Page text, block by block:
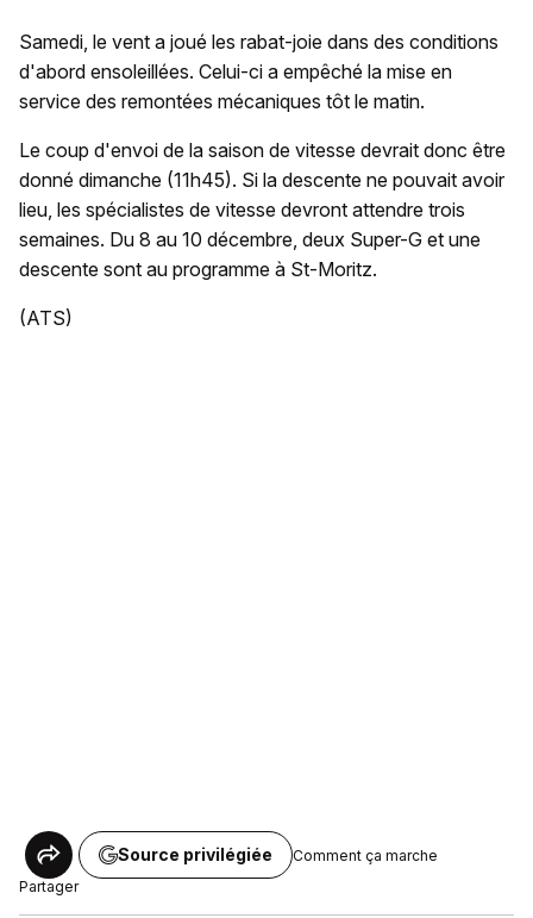
Samedi, le vent a joué les rabat-joie dans des conditions
d'abord ensoleillées. Celui-ci a empêché la mise en
service des remontées mécaniques tôt le matin.
Le coup d'envoi de la saison de vitesse devrait donc être
donné dimanche (11h45). Si la descente ne pouvait avoir
lieu, les spécialistes de vitesse devront attendre trois
semaines. Du 8 au 10 décembre, deux Super-G et une
descente sont au programme à St-Moritz.
(ATS)
Partager
Source privilégiée Comment ça marche